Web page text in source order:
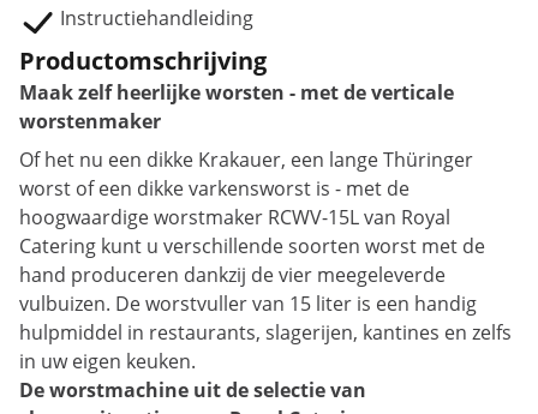
Instructiehandleiding
Productomschrijving
Maak zelf heerlijke worsten - met de verticale
worstenmaker
Of het nu een dikke Krakauer, een lange Thüringer
worst of een dikke varkensworst is - met de
hoogwaardige worstmaker RCWV-15L van Royal
Catering kunt u verschillende soorten worst met de
hand produceren dankzij de vier meegeleverde
vulbuizen. De worstvuller van 15 liter is een handig
hulpmiddel in restaurants, slagerijen, kantines en zelfs
in uw eigen keuken.
De worstmachine uit de selectie van